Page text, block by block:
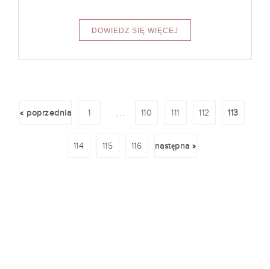
« poprzednia 1 ... 110 111 112 113
114 115 116 następna »